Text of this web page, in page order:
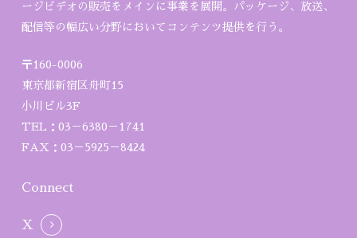
ージビデオの販売をメインに事業を展開。パッケージ、放送、
配信等の幅広い分野においてコンテンツ提供を行う。
〒160-0006
東京都新宿区舟町15
小川ビル3F
TEL：03－6380－1741
FAX：03－5925－8424
Connect
X